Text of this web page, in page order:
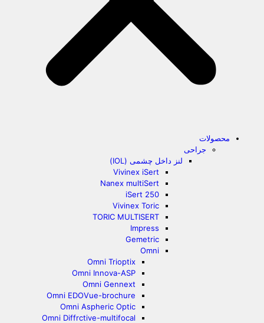
محصولات
جراحی
لنز داخل چشمی (IOL)
Vivinex iSert
Nanex multiSert
iSert 250
Vivinex Toric
TORIC MULTISERT
Impress
Gemetric
Omni
Omni Trioptix
Omni Innova-ASP
Omni Gennext
Omni EDOVue-brochure
Omni Aspheric Optic
Omni Diffrctive-multifocal